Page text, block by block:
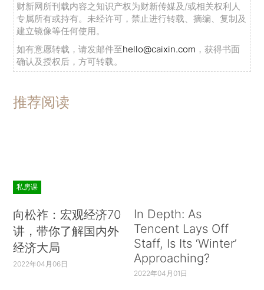
财新网所刊载内容之知识产权为财新传媒及/或相关权利人
专属所有或持有。未经许可，禁止进行转载、摘编、复制及
建立镜像等任何使用。
如有意愿转载，请发邮件至hello@caixin.com ，获得书面
确认及授权后，方可转载。
推荐阅读
私房课
向松祚：宏观经济70
讲，带你了解国内外
经济大局
2022年04月06日
In Depth: As
Tencent Lays Off
Staff, Is Its ‘Winter’
Approaching?
2022年04月01日